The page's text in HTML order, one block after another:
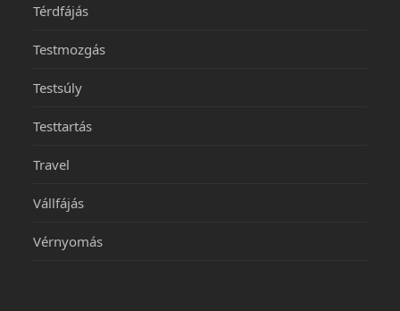
Térdfájás
Testmozgás
Testsúly
Testtartás
Travel
Vállfájás
Vérnyomás